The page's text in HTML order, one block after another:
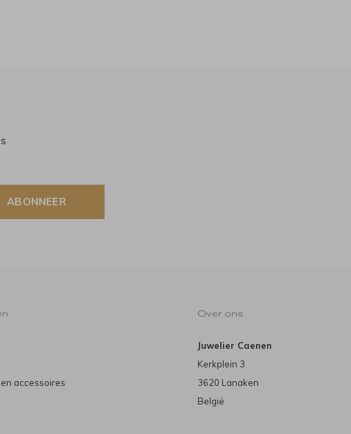
ABONNEER
accessoires
Over ons
Juwelier Caenen
Kerkplein 3
3620 Lanaken
België